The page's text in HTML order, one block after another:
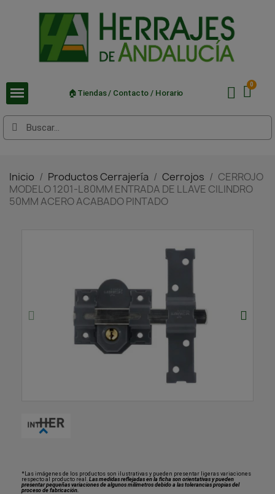
🏠Tiendas / Contacto / Horario
Inicio Productos Cerrajería Cerrojos
CERROJO
MODELO 1201-L80MM ENTRADA DE LLAVE CILINDRO
50MM ACERO ACABADO PINTADO
*Las imágenes de los productos son ilustrativas y pueden presentar ligeras variaciones
respecto al producto real. Las medidas reflejadas en la ficha son orientativas y pueden
presentar pequeñas variaciones de algunos milímetros debido a las tolerancias propias del
proceso de fabricación.